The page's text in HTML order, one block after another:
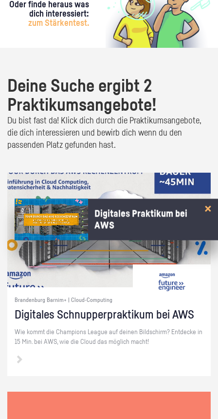
Oder finde heraus was
dich interessiert:
zum Stärkentest.
Deine Suche ergibt 2
Praktikumsangebote!
Du bist fast da! Klick dich durch die Praktikumsangebote,
die dich interessieren und bewirb dich wenn du den
passenden Platz gefunden hast.
Brandenburg Barnim+ | Cloud-Computing
Di­gi­ta­les Schnup­per­prak­ti­kum bei AWS
Wie kommt die Cham­pi­ons Le­ague auf dei­nen Bild­schirm? Ent­de­cke in
15 Min. bei AWS, wie die Cloud das mög­lich macht!
Digitales Praktikum bei
AWS